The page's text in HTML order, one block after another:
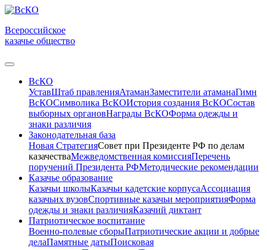
Всероссийское
казачье общество
ВсКО
УставШтаб правленияАтаманЗаместители атаманаГимн
ВсКОСимволика ВсКОИстория создания ВсКОСостав
выборных органовНаграды ВсКОФорма одежды и
знаки различия
Законодательная база
Новая СтратегияСовет при Президенте РФ по делам
казачестваМежведомственная комиссияПеречень
поручений Президента РФМетодические рекомендации
Казачье образование
Казачьи школыКазачьи кадетские корпусаАссоциация
казачьих вузовСпортивные казачьи мероприятияФорма
одежды и знаки различияКазачий диктант
Патриотическое воспитание
Военно-полевые сборыПатриотические акции и добрые
делаПамятные датыПоисковая